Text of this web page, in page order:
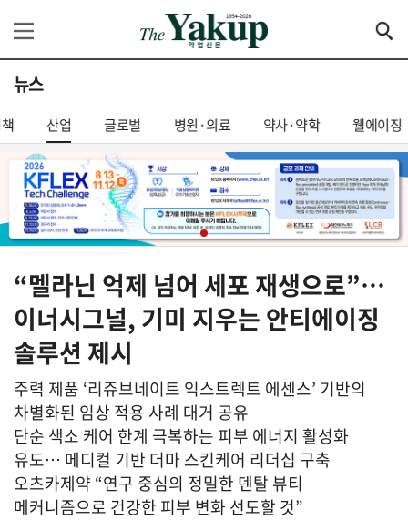
뉴스
산업 글로벌 병원·의료 약사·약학 웰에이징
“멜라닌 억제 넘어 세포 재생으로”…
이너시그널, 기미 지우는 안티에이징
솔루션 제시
주력 제품 ‘리쥬브네이트 익스트렉트 에센스’ 기반의
차별화된 임상 적용 사례 대거 공유
단순 색소 케어 한계 극복하는 피부 에너지 활성화
유도… 메디컬 기반 더마 스킨케어 리더십 구축
오츠카제약 “연구 중심의 정밀한 덴탈 뷰티
메커니즘으로 건강한 피부 변화 선도할 것”